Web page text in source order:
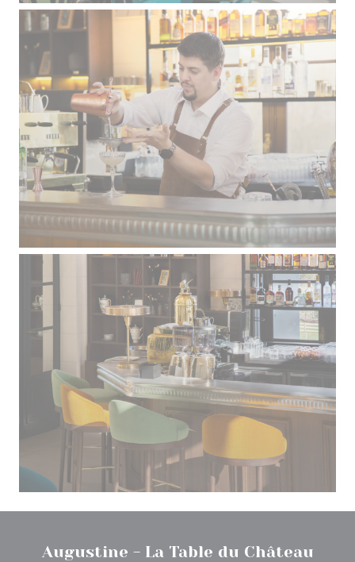
Augustine - La Table du Château